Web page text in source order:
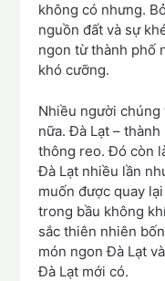
không có nhưng.
nguồn đất và sự
ngon từ thành phố
khó cưỡng.
Nhiều người chúng
nữa. Đà Lạt –
thông reo. Đó còn
Đà Lạt nhiều lần
muốn được quay
trong bầu không
sắc thiên nhiên
món ngon Đà Lạt
Đà Lạt mới có.